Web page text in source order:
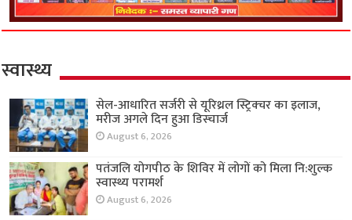
स्वास्थ्य
सेल-आधारित सर्जरी से यूरिथ्रल स्ट्रिक्चर का इलाज,
मरीज अगले दिन हुआ डिस्चार्ज
August 6, 2026
पतंजलि योगपीठ के शिविर में लोगों को मिला नि:शुल्क
स्वास्थ्य परामर्श
August 6, 2026